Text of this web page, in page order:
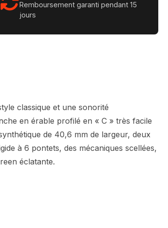
Remboursement garanti pendant 15
jours
classique et une sonorité
en érable profilé en « C » très facile
de 40,6 mm de largeur, deux
à 6 pontets, des mécaniques scellées,
éclatante.